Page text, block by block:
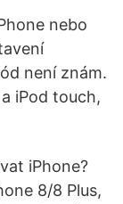
nebo
není znám.
iPod touch,
iPhone?
8/8 Plus,